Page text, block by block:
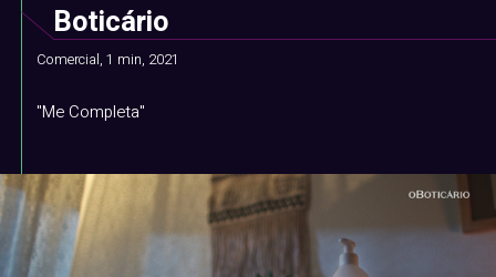
Boticário
Comercial, 1 min, 2021
"Me Completa"